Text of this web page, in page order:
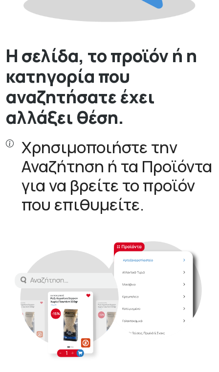
Η σελίδα, το προϊόν ή η
κατηγορία που
αναζητήσατε έχει
αλλάξει θέση.
Χρησιμοποιήστε την
Αναζήτηση ή τα Προϊόντα
για να βρείτε το προϊόν
που επιθυμείτε.